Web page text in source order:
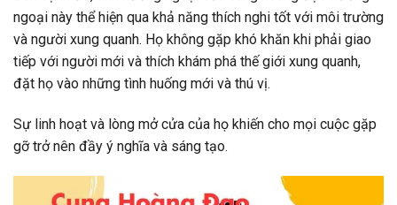
ngoại này thể hiện qua khả năng thích nghi tốt với môi trường
và người xung quanh. Họ không gặp khó khăn khi phải giao
tiếp với người mới và thích khám phá thế giới xung quanh,
đặt họ vào những tình huống mới và thú vị.
Sự linh hoạt và lòng mở cửa của họ khiến cho mọi cuộc gặp
gỡ trở nên đầy ý nghĩa và sáng tạo.